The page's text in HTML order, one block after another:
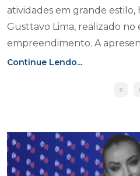
atividades em grande estilo,
Gusttavo Lima, realizado
empreendimento. A
Continue Lendo...
«